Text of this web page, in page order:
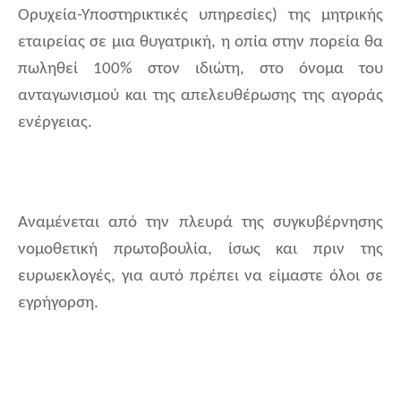
Ορυχεία-Υποστηρικτικές υπηρεσίες) της μητρικής
εταιρείας σε μια θυγατρική, η οπία στην πορεία θα
πωληθεί 100% στον ιδιώτη, στο όνομα του
ανταγωνισμού και της απελευθέρωσης της αγοράς
ενέργειας.
Αναμένεται από την πλευρά της συγκυβέρνησης
νομοθετική πρωτοβουλία, ίσως και πριν της
ευρωεκλογές, για αυτό πρέπει να είμαστε όλοι σε
εγρήγορση.